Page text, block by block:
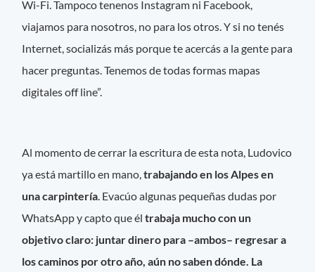
Wi-Fi. Tampoco tenenos Instagram ni Facebook,
viajamos para nosotros, no para los otros. Y si no tenés
Internet, socializás más porque te acercás a la gente para
hacer preguntas. Tenemos de todas formas mapas
digitales off line”.
Al momento de cerrar la escritura de esta nota, Ludovico
ya está martillo en mano,trabajando en los Alpes en
una carpintería. Evacúo algunas pequeñas dudas por
WhatsApp y capto que éltrabaja mucho con un
objetivo claro: juntar dinero para –ambos– regresar a
los caminos por otro año, aún no saben dónde. La